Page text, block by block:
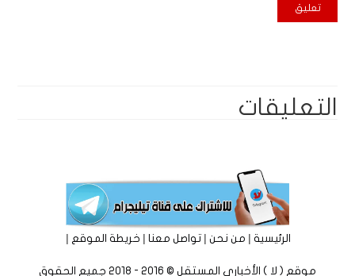
التعليقات
الرئيسية|من نحن|تواصل معنا|خريطة الموقع |
موقع ( لا ) الأخباري المستقل © 2016 - 2018 جميع الحقوق